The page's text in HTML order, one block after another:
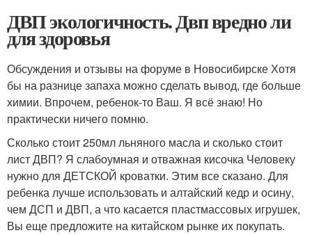
ДВП экологичность. Двп вредно ли
для здоровья
Обсуждения и отзывы на форуме в Новосибирске Хотя
бы на разнице запаха можно сделать вывод, где больше
химии. Впрочем, ребенок-то Ваш. Я всё знаю! Но
практически ничего помню.
Сколько стоит 250мл льняного масла и сколько стоит
лист ДВП? Я слабоумная и отважная кисочка Человеку
нужно для ДЕТСКОЙ кроватки. Этим все сказано. Для
ребенка лучше использовать и алтайский кедр и осину,
чем ДСП и ДВП, а что касается пластмассовых игрушек,
Вы еще предложите на китайском рынке их покупать.